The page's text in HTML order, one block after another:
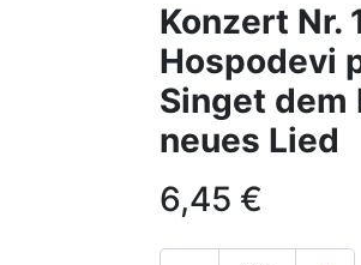
Konzert Nr.
Hospodevi
Singet dem
neues Lied
6,45 €